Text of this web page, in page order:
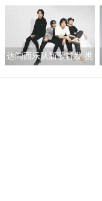
——2025中国数字音乐
产业大会主论坛擘画产
业新蓝图
达闻西乐队新歌首发 携